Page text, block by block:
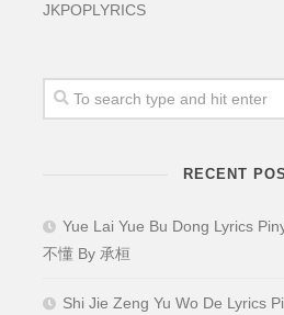
JKPOPLYRICS
RECENT
Yue Lai Yue Bu Dong Lyrics
不懂 By 承桓
Shi Jie Zeng Yu Wo De Lyrics